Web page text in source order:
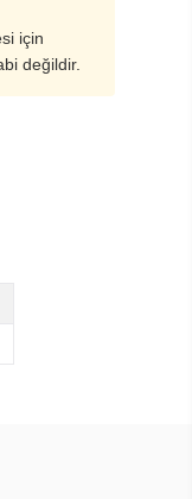
için
değildir.